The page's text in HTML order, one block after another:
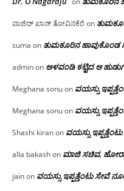
ವಾಜಿದ್ ಖಾನ್ ತೋವಿನಕೆರೆ on
suma on ತುಮಕೂರಿನ ಹಾವುಕೊಂಡ
adminon ಅಳವಂಡಿ ಕಟ್ಟಿದ ಆ
Meghana sonuon ವಯಸ್ಸು
Meghana sonuon ವಯಸ್ಸು
Shashi kiranon ವಯಸ್ಸು
alla bakashon ಮಾಜಿ ಸಚಿವ,
jainon ವಯಸ್ಸು ಇಪ್ಪತ್ತೆಂಟು ಸೇವೆ